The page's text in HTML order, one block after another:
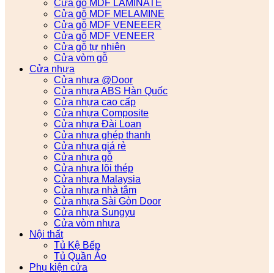
Cửa gỗ MDF LAMINATE
Cửa gỗ MDF MELAMINE
Cửa gỗ MDF VENEEER
Cửa gỗ MDF VENEER
Cửa gỗ tự nhiên
Cửa vòm gỗ
Cửa nhựa
Cửa nhựa @Door
Cửa nhựa ABS Hàn Quốc
Cửa nhựa cao cấp
Cửa nhựa Composite
Cửa nhựa Đài Loan
Cửa nhựa ghép thanh
Cửa nhựa giá rẻ
Cửa nhựa gỗ
Cửa nhựa lõi thép
Cửa nhựa Malaysia
Cửa nhựa nhà tắm
Cửa nhựa Sài Gòn Door
Cửa nhựa Sungyu
Cửa vòm nhựa
Nội thất
Tủ Kệ Bếp
Tủ Quần Áo
Phụ kiện cửa